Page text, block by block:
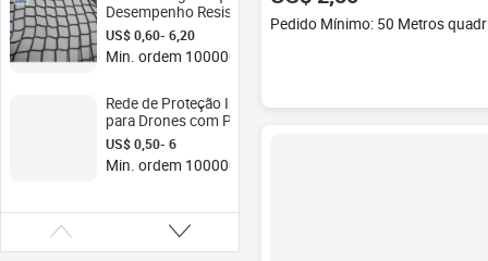
Desempenho Resistente a Impactos
para Operações de Campo de
Implantação Rápida
US$ 0,60- 6,20
Min. ordem 100000 Metros quadrados
Rede de Proteção Industrial Reforçada
para Drones com Proteção UV -
Barreira de Segurança Profissional
US$ 0,50- 6
Min. ordem 100000 Metros quadrados